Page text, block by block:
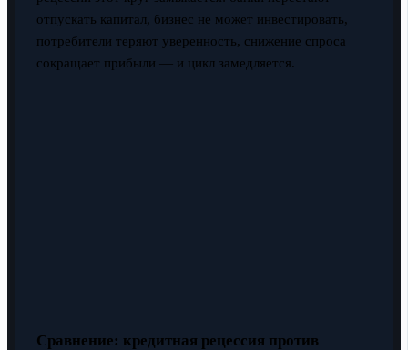
отпускать капитал, бизнес не может инвестировать,
потребители теряют уверенность, снижение спроса
сокращает прибыли — и цикл замедляется.
Сравнение: кредитная рецессия против